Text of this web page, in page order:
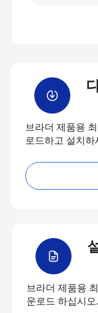
브라더 제품용
로드하고 설치하
브라더 제품용
운로드 하십시오.